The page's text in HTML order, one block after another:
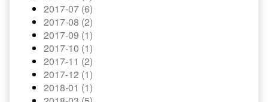
2017-07 (6)
2017-08 (2)
2017-09 (1)
2017-10 (1)
2017-11 (2)
2017-12 (1)
2018-01 (1)